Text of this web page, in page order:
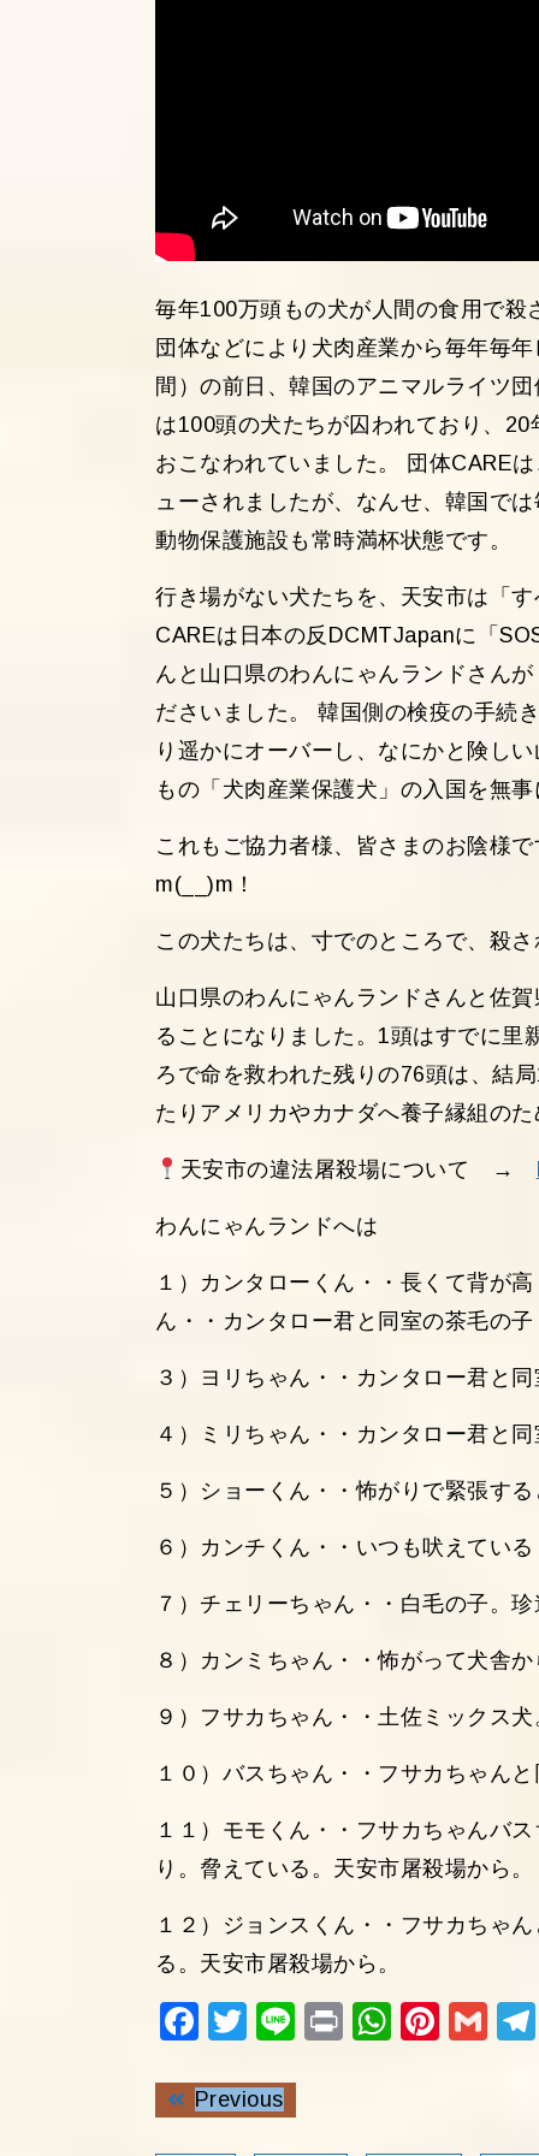
毎年100万頭もの犬が人間の食用で殺
団体などにより犬肉産業から毎年毎
間）の前日、韓国のアニマルライツ
は100頭の犬たちが囚われており、
おこなわれていました。 団体CARE
ューされましたが、なんせ、韓国で
動物保護施設も常時満杯状態です。
行き場がない犬たちを、天安市は「
CAREは日本の反DCMTJapanに「
んと山口県のわんにゃんランドさん
ださいました。 韓国側の検疫の手続
り遥かにオーバーし、なにかと険し
もの「犬肉産業保護犬」の入国を無
これもご協力者様、皆さまのお陰様
m(__)m！
この犬たちは、寸でのところで、殺
山口県のわんにゃんランドさんと佐
ることになりました。1頭はすでに里
ろで命を救われた残りの76頭は、結
たりアメリカやカナダへ養子縁組のた
天安市の違法屠殺場について →
わんにゃんランドへは
１）カンタローくん・・長くて背が
ん・・カンタロー君と同室の茶毛の
３）ヨリちゃん・・カンタロー君と
４）ミリちゃん・・カンタロー君と
５）ショーくん・・怖がりで緊張す
６）カンチくん・・いつも吠えてい
７）チェリーちゃん・・白毛の子。
８）カンミちゃん・・怖がって犬舎
９）フサカちゃん・・土佐ミックス
１０）バスちゃん・・フサカちゃん
１１）モモくん・・フサカちゃんバ
り。脅えている。天安市屠殺場から。
１２）ジョンスくん・・フサカちゃ
る。天安市屠殺場から。
Fac
ok
Twi
Lin
Pri
Wh
Pin
Gm
投
稿
PreviousPrevious